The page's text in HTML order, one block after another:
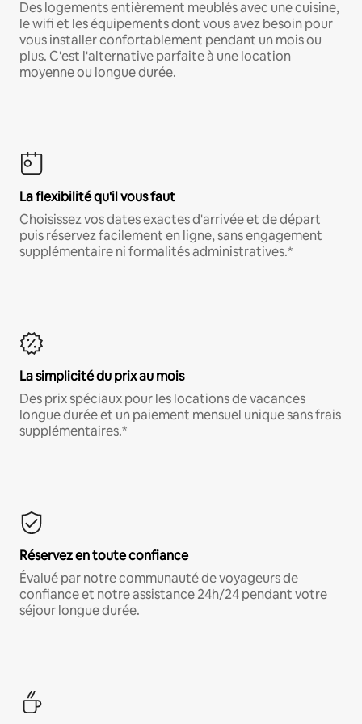
Des logements entièrement meublés avec une cuisine,
le wifi et les équipements dont vous avez besoin pour
vous installer confortablement pendant un mois ou
plus. C'est l'alternative parfaite à une location
moyenne ou longue durée.
La flexibilité qu'il vous faut
Choisissez vos dates exactes d'arrivée et de départ
puis réservez facilement en ligne, sans engagement
supplémentaire ni formalités administratives.*
La simplicité du prix au mois
Des prix spéciaux pour les locations de vacances
longue durée et un paiement mensuel unique sans frais
supplémentaires.*
Réservez en toute confiance
Évalué par notre communauté de voyageurs de
confiance et notre assistance 24h/24 pendant votre
séjour longue durée.